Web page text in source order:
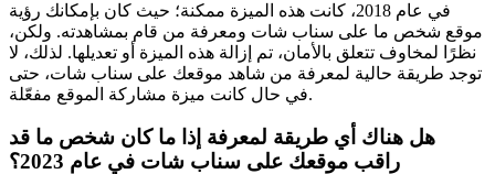
في عام 2018، كانت هذه الميزة ممكنة؛ حيث كان بإمكانك رؤية
موقع شخص ما على سناب شات ومعرفة من قام بمشاهدته. ولكن،
نظرًا لمخاوف تتعلق بالأمان، تم إزالة هذه الميزة أو تعديلها. لذلك، لا
توجد طريقة حالية لمعرفة من شاهد موقعك على سناب شات، حتى
في حال كانت ميزة مشاركة الموقع مفعّلة.
هل هناك أي طريقة لمعرفة إذا ما كان شخص ما قد
راقب موقعك على سناب شات في عام 2023؟